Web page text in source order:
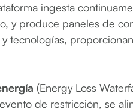
ingesta
y produce paneles de
tecnologías,
(Energy Loss
de restricción, se